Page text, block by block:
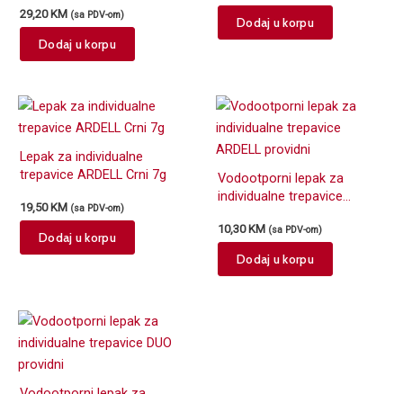
29,20KM (sa PDV-om)
Dodaj u korpu
Dodaj u korpu
Lepak za individualne
trepavice ARDELL Crni 7g
19,50 KM (sa PDV-om)
Dodaj u korpu
Vodootporni lepak za
individualne trepavice
10,30 KM (sa PDV-om)
Dodaj u korpu